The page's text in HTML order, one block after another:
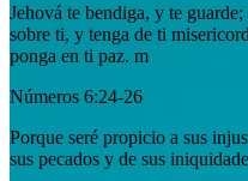
Jehová te bendiga, y te
sobre ti, y tenga de ti
ponga en ti paz. m
Números 6:24-26
Porque seré propicio a sus
sus pecados y de sus